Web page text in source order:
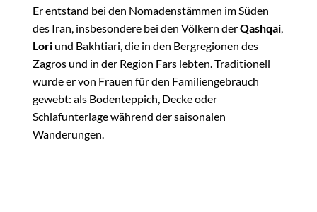
Er entstand bei den Nomadenstämmen im Süden
des Iran , insbesondere bei den Völkern derQashqai
Lori und Bakhtiari, die in den Bergregionen des
Zagros und in der Region Fars lebten. Traditionell
wurde er von Frauen für den Familiengebrauch
gewebt: als Bodenteppich, Decke oder
Schlafunterlage während der saisonalen
Wanderungen.